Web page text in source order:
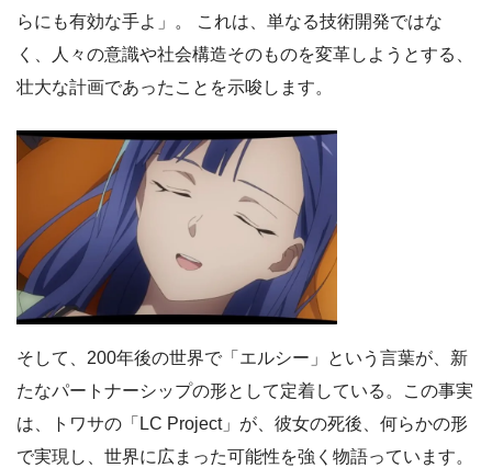
らにも有効な手よ」。 これは、単なる技術開発ではな
く、人々の意識や社会構造そのものを変革しようとする、
壮大な計画であったことを示唆します。
そして、200年後の世界で「エルシー」という言葉が、新
たなパートナーシップの形として定着している。この事実
は、トワサの「LC Project」が、彼女の死後、何らかの形
で実現し、世界に広まった可能性を強く物語っています。